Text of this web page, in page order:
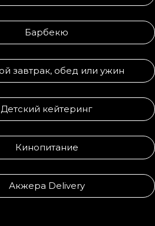
Барбекю
завтрак, обед или ужин
Детский кейтеринг
Кинопитание
Акжера Delivery